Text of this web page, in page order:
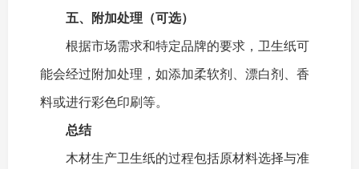
五、附加处理（可选）
根据市场需求和特定品牌的要求，卫生纸可
能会经过附加处理，如添加柔软剂、漂白剂、香
料或进行彩色印刷等。
总结
木材生产卫生纸的过程包括原材料选择与准